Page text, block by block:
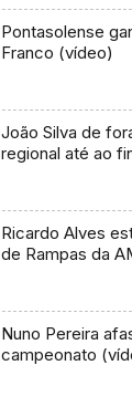
Pontasolense
Franco (vídeo)
João Silva de
regional até ao
Ricardo Alves
de Rampas da
Nuno Pereira
campeonato